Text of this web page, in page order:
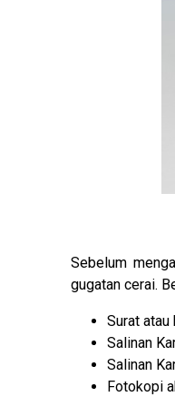
Sebelum
gugatan cerai.
Surat atau
Salinan
Salinan
Fotokopi